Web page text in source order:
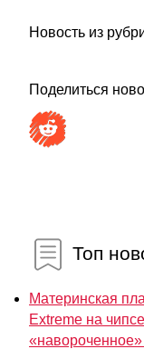
Новость из
Поделиться
Топ
Материнская
Extreme на